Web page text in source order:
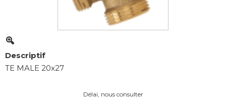
Descriptif
TE MALE 20x27
Délai, nous consulter